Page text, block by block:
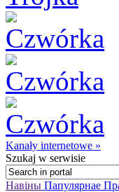
Kanały internetowe »
Szukaj w serwisie
Навіны Папулярнае